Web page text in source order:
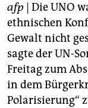
fragen & hilfe
unterstützen
abo
genossenschaft
afp | Die UNO
ethnischen
Gewalt nicht
sagte der UN-
Freitag zum
in dem
Polarisierung“